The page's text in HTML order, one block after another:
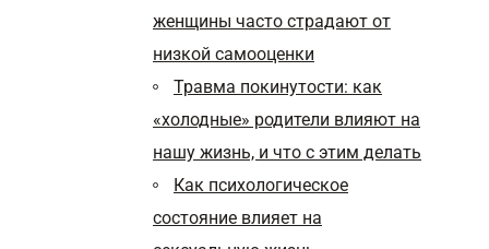
женщины часто страдают от
низкой самооценки
Травма покинутости: как
«холодные» родители влияют на
нашу жизнь, и что с этим делать
Как психологическое
состояние влияет на